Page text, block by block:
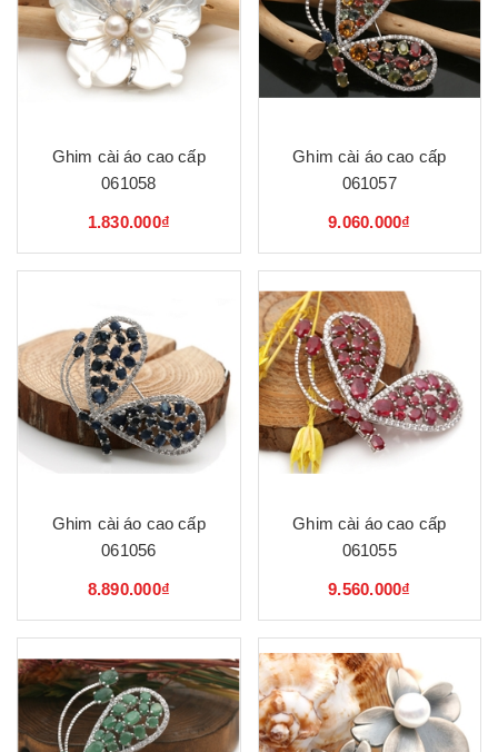
Ghim cài áo cao cấp
061058
1.830.000₫
Ghim cài áo cao cấp
061057
9.060.000₫
Ghim cài áo cao cấp
061056
8.890.000₫
Ghim cài áo cao cấp
061055
9.560.000₫